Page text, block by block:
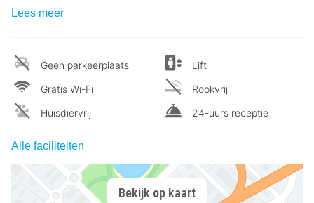
Lees meer
Geen parkeerplaats
Gratis Wi-Fi
Huisdiervrij
Lift
Rookvrij
24-uurs receptie
Alle faciliteiten
Bekijk op kaart